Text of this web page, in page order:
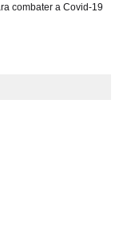
combater a Covid-19